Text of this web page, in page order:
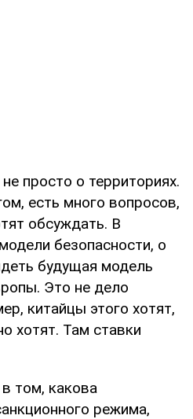
просто о территориях.
есть много вопросов,
обсуждать. В
безопасности, о
будущая модель
Это не дело
китайцы этого хотят,
хотят. Там ставки
том, какова
режима,